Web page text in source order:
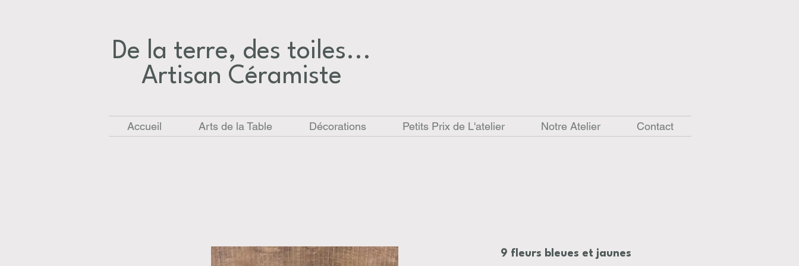
De la terre, des toiles...​
Artisan Céramiste
Accueil Arts de la Table Décorations Petits Prix de L'atelier Notre Atelier Contact
9 fleurs bleues et jaunes